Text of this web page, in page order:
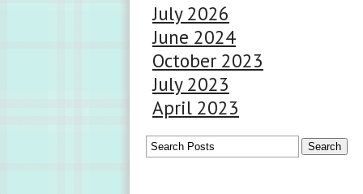
July 2026
June 2024
October 2023
July 2023
April 2023